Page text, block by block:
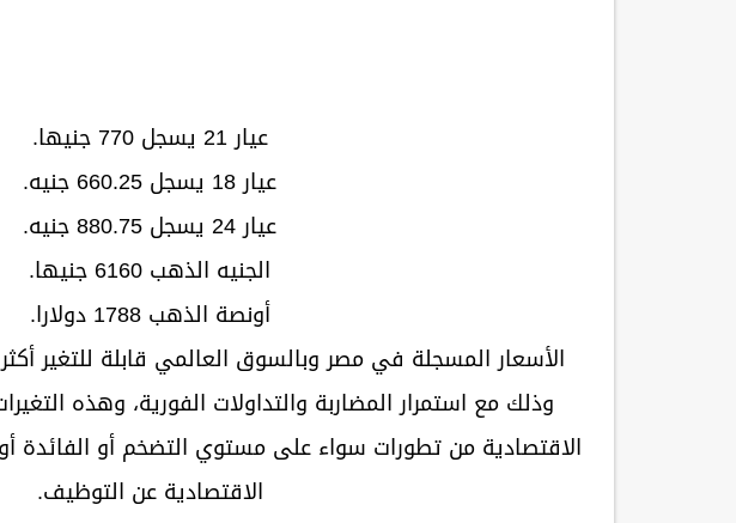
عيار 21 يسجل 770 جنيها.
عيار 18 يسجل 660.25 جنيه.
عيار 24 يسجل 880.75 جنيه.
الجنيه الذهب 6160 جنيها.
أونصة الذهب 1788 دولارا.
الأسعار المسجلة في مصر وبالسوق العالمي قابلة للتغير
وذلك مع استمرار المضاربة والتداولات الفورية، وهذه
الاقتصادية من تطورات سواء على مستوي التضخم أو الفائدة أو
الاقتصادية عن التوظيف.